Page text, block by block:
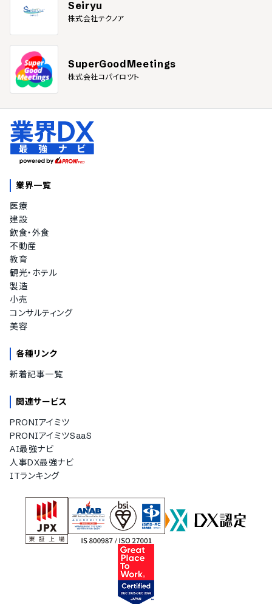
Seiryu
株式会社テクノア
SuperGoodMeetings
株式会社コパイロツト
業界一覧
医療
建設
飲食・外食
不動産
教育
観光・ホテル
製造
小売
コンサルティング
美容
各種リンク
新着記事一覧
関連サービス
PRONIアイミツ
PRONIアイミツSaaS
AI最強ナビ
人事DX最強ナビ
ITランキング